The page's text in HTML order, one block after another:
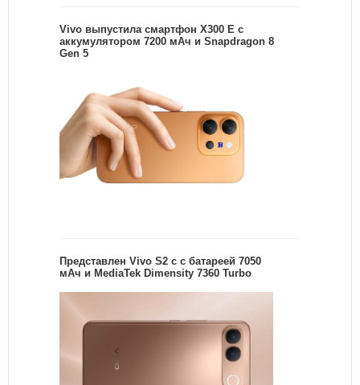
Vivo выпустила смартфон X300 E с
аккумулятором 7200 мАч и Snapdragon 8
Gen 5
Представлен Vivo S2 с с батареей 7050
мАч и MediaTek Dimensity 7360 Turbo